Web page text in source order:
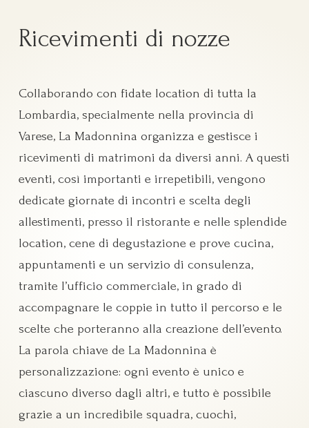
Ricevimenti di nozze
Collaborando con fidate location di tutta la
Lombardia, specialmente nella provincia di
Varese, La Madonnina organizza e gestisce i
ricevimenti di matrimoni da diversi anni. A questi
eventi, così importanti e irrepetibili, vengono
dedicate giornate di incontri e scelta degli
allestimenti, presso il ristorante e nelle splendide
location, cene di degustazione e prove cucina,
appuntamenti e un servizio di consulenza,
tramite l’ufficio commerciale, in grado di
accompagnare le coppie in tutto il percorso e le
scelte che porteranno alla creazione dell’evento.
La parola chiave de La Madonnina è
personalizzazione: ogni evento è unico e
ciascuno diverso dagli altri, e tutto è possibile
grazie a un incredibile squadra, cuochi,